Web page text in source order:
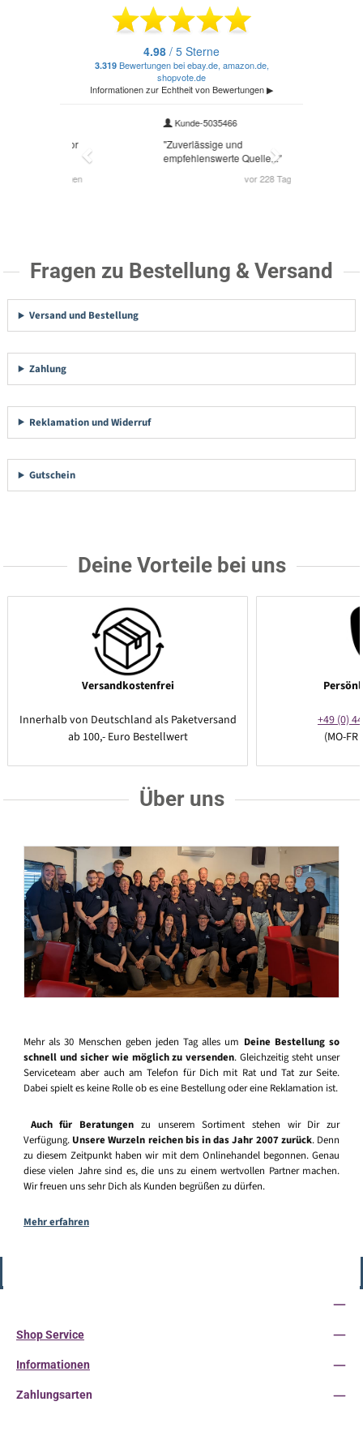
Fragen zu Bestellung & Versand
Versand und Bestellung
Zahlung
Reklamation und Widerruf
Gutschein
Deine Vorteile bei uns
Versandkostenfrei
Innerhalb von Deutschland als Paketversand
ab 100,- Euro Bestellwert
+49 (0)
(MO-
Über uns
Mehr als 30 Menschen geben jeden Tag alles um Deine Bestellung so
schnell und sicher wie möglich zu versenden. Gleichzeitig steht unser
Serviceteam aber auch am Telefon für Dich mit Rat und Tat zur Seite.
Dabei spielt es keine Rolle ob es eine Bestellung oder eine Reklamation ist.
Auch für Beratungen zu unserem Sortiment stehen wir Dir zur
Verfügung. Unsere Wurzeln reichen bis in das Jahr 2007 zurück. Denn
zu diesem Zeitpunkt haben wir mit dem Onlinehandel begonnen. Genau
diese vielen Jahre sind es, die uns zu einem wertvollen Partner machen.
Wir freuen uns sehr Dich als Kunden begrüßen zu dürfen.
Mehr erfahren
Shop Service
Informationen
Zahlungsarten